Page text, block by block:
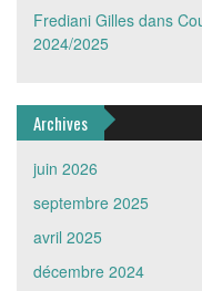
Frediani Gilles dans
2024/2025
Archives
juin 2026
septembre 2025
avril 2025
décembre 2024